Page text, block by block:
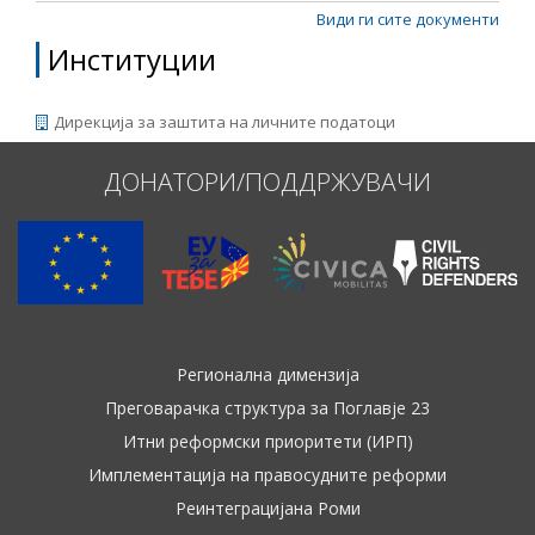
Види ги сите документи
Институции
Дирекција за заштита на личните податоци
ДОНАТОРИ/ПОДДРЖУВАЧИ
Регионална димензија
Преговарачка структура за Поглавје 23
Итни реформски приоритети (ИРП)
Имплементација на правосудните реформи
Реинтеграцијана Роми